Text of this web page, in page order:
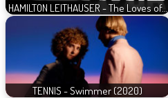
HAMILTON LEITHAUSER - The Loves of…
TENNIS - Swimmer (2020)